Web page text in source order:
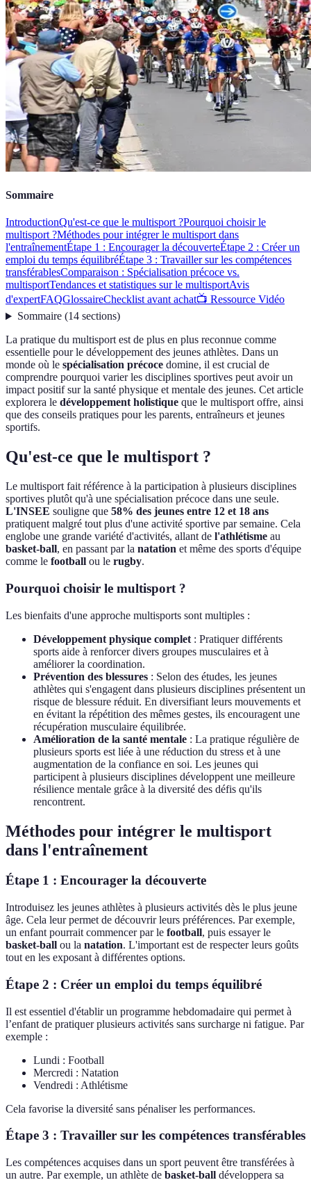
Sommaire
IntroductionQu'est-ce que le multisport ?Pourquoi choisir le
multisport ?Méthodes pour intégrer le multisport dans
l'entraînementÉtape 1 : Encourager la découverteÉtape 2 : Créer un
emploi du temps équilibréÉtape 3 : Travailler sur les compétences
transférablesComparaison : Spécialisation précoce vs.
multisportTendances et statistiques sur le multisportAvis
d'expertFAQGlossaireChecklist avant achat📺 Ressource Vidéo
Sommaire(14 sections)
La pratique du multisport est de plus en plus reconnue comme
essentielle pour le développement des jeunes athlètes. Dans un
monde où le spécialisation précoce domine, il est crucial de
comprendre pourquoi varier les disciplines sportives peut avoir un
impact positif sur la santé physique et mentale des jeunes. Cet article
explorera le développement holistique que le multisport offre, ainsi
que des conseils pratiques pour les parents, entraîneurs et jeunes
sportifs.
Qu'est-ce que le multisport ?
Le multisport fait référence à la participation à plusieurs disciplines
sportives plutôt qu'à une spécialisation précoce dans une seule.
L'INSEE souligne que 58% des jeunes entre 12 et 18 ans
pratiquent malgré tout plus d'une activité sportive par semaine. Cela
englobe une grande variété d'activités, allant de l'athlétisme au
basket-ball, en passant par la natation et même des sports d'équipe
comme le football ou le rugby.
Pourquoi choisir le multisport ?
Les bienfaits d'une approche multisports sont multiples :
Développement physique complet : Pratiquer différents
sports aide à renforcer divers groupes musculaires et à
améliorer la coordination.
Prévention des blessures : Selon des études, les jeunes
athlètes qui s'engagent dans plusieurs disciplines présentent un
risque de blessure réduit. En diversifiant leurs mouvements et
en évitant la répétition des mêmes gestes, ils encouragent une
récupération musculaire équilibrée.
Amélioration de la santé mentale : La pratique régulière de
plusieurs sports est liée à une réduction du stress et à une
augmentation de la confiance en soi. Les jeunes qui
participent à plusieurs disciplines développent une meilleure
résilience mentale grâce à la diversité des défis qu'ils
rencontrent.
Méthodes pour intégrer le multisport
dans l'entraînement
Étape 1 : Encourager la découverte
Introduisez les jeunes athlètes à plusieurs activités dès le plus jeune
âge. Cela leur permet de découvrir leurs préférences. Par exemple,
un enfant pourrait commencer par le football, puis essayer le
basket-ball ou la natation. L'important est de respecter leurs goûts
tout en les exposant à différentes options.
Étape 2 : Créer un emploi du temps équilibré
Il est essentiel d'établir un programme hebdomadaire qui permet à
l’enfant de pratiquer plusieurs activités sans surcharge ni fatigue. Par
exemple :
Lundi : Football
Mercredi : Natation
Vendredi : Athlétisme
Cela favorise la diversité sans pénaliser les performances.
Étape 3 : Travailler sur les compétences transférables
Les compétences acquises dans un sport peuvent être transférées à
un autre. Par exemple, un athlète de basket-ball développera sa